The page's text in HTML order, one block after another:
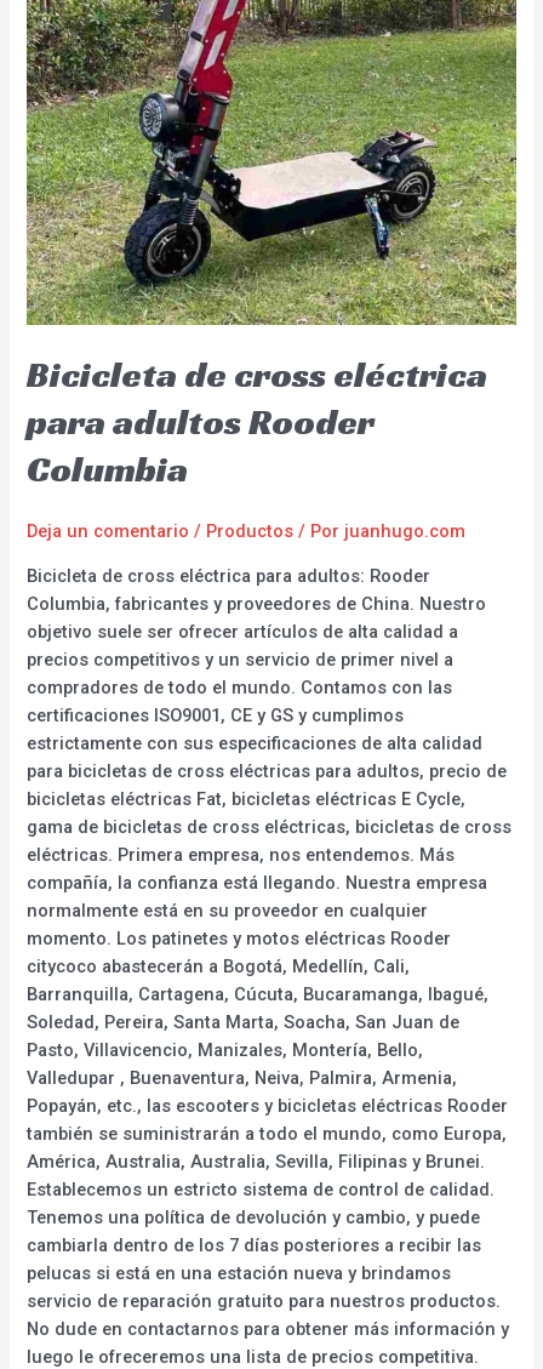
Bicicleta de cross eléctrica
para adultos Rooder
Columbia
Deja un comentario / Productos / Por juanhugo.com
Bicicleta de cross eléctrica para adultos: Rooder
Columbia, fabricantes y proveedores de China. Nuestro
objetivo suele ser ofrecer artículos de alta calidad a
precios competitivos y un servicio de primer nivel a
compradores de todo el mundo. Contamos con las
certificaciones ISO9001, CE y GS y cumplimos
estrictamente con sus especificaciones de alta calidad
para bicicletas de cross eléctricas para adultos, precio de
bicicletas eléctricas Fat, bicicletas eléctricas E Cycle,
gama de bicicletas de cross eléctricas, bicicletas de cross
eléctricas. Primera empresa, nos entendemos. Más
compañía, la confianza está llegando. Nuestra empresa
normalmente está en su proveedor en cualquier
momento. Los patinetes y motos eléctricas Rooder
citycoco abastecerán a Bogotá, Medellín, Cali,
Barranquilla, Cartagena, Cúcuta, Bucaramanga, Ibagué,
Soledad, Pereira, Santa Marta, Soacha, San Juan de
Pasto, Villavicencio, Manizales, Montería, Bello,
Valledupar , Buenaventura, Neiva, Palmira, Armenia,
Popayán, etc., las escooters y bicicletas eléctricas Rooder
también se suministrarán a todo el mundo, como Europa,
América, Australia, Australia, Sevilla, Filipinas y Brunei.
Establecemos un estricto sistema de control de calidad.
Tenemos una política de devolución y cambio, y puede
cambiarla dentro de los 7 días posteriores a recibir las
pelucas si está en una estación nueva y brindamos
servicio de reparación gratuito para nuestros productos.
No dude en contactarnos para obtener más información y
luego le ofreceremos una lista de precios competitiva.